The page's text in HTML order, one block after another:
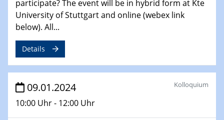
Bewerbungsvorrtag Besetzung W3-Professur
Technische Chemie – Technisch-Makromolekulare
Chemie für die Wasserforschung
30.01.2024
WIN & CENIDE Seminar Series on 2D-
31.01.2024
participate? The event will be in hybrid form at Kte
University of Stuttgart and online (webex link
below). All...
Details
09.01.2024
10:00 Uhr - 12:00 Uhr
Kolloquium